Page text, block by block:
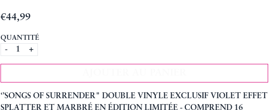
€44,99
QUANTITÉ
- +
‘’SONGS OF SURRENDER" DOUBLE VINYLE EXCLUSIF VIOLET EFFET
SPLATTER ET MARBRÉ EN ÉDITION LIMITÉE - COMPREND 16